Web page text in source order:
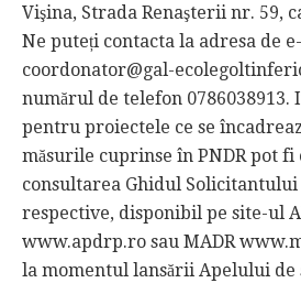
Vişina, Strada Renaşterii nr. 59,
Ne puteți contacta la adresa de
coordonator@gal-
numărul de telefon
pentru proiectele ce se
măsurile cuprinse în PNDR pot
consultarea Ghidul
respective, disponibil pe site-ul
www.apdrp.ro sau MADR
la momentul lansării Apelului de